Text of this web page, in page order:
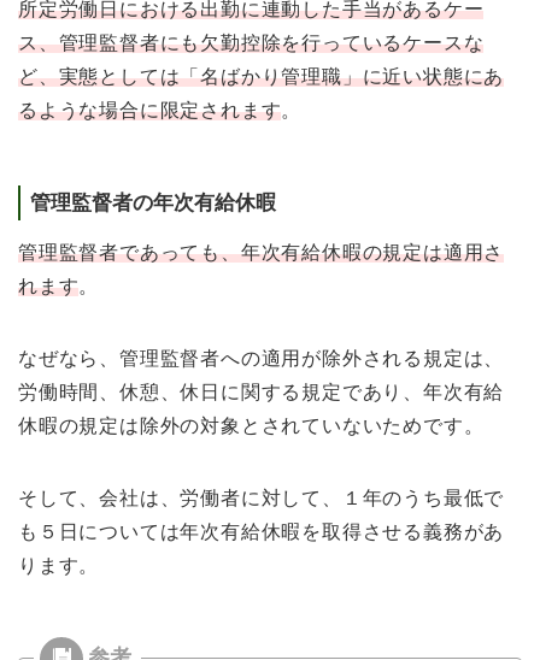
所定労働日における出勤に連動した手当があるケー
ス、管理監督者にも欠勤控除を行っているケースな
ど、実態としては「名ばかり管理職」に近い状態にあ
るような場合に限定されます。
管理監督者の年次有給休暇
管理監督者であっても、年次有給休暇の規定は適用さ
れます。
なぜなら、管理監督者への適用が除外される規定は、
労働時間、休憩、休日に関する規定であり、年次有給
休暇の規定は除外の対象とされていないためです。
そして、会社は、労働者に対して、１年のうち最低で
も５日については年次有給休暇を取得させる義務があ
ります。